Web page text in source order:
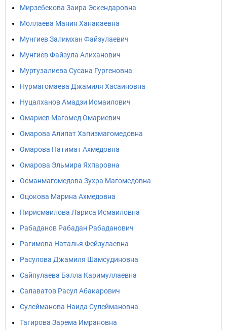
Мирзебекова Заира Эскендаровна
Моллаева Мания Ханакаевна
Мунгиев Залимхан Файзулаевич
Мунгиев Файзула Алиханович
Муртузалиева Сусана Гургеновна
Нурмагомаева Джамиля Хасаиновна
Нуцалханов Амадзи Исмаилович
Омариев Магомед Омариевич
Омарова Алипат Хапизмагомедовна
Омарова Патимат Ахмедовна
Омарова Эльмира Яхпаровна
Османмагомедова Зухра Магомедовна
Оцокова Марина Ахмедовна
Пирисмаилова Лариса Исмаиловна
Рабаданов Рабадан Рабаданович
Рагимова Наталья Фейзулаевна
Расулова Джамиля Шамсудиновна
Сайпулаева Бэлла Каримуллаевна
Салаватов Расул Абакарович
Сулейманова Наида Сулеймановна
Тагирова Зарема Имрановна